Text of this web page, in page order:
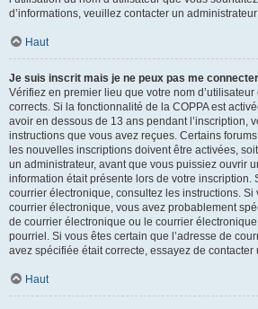
d’informations, veuillez contacter un
Haut
Je suis inscrit mais je ne peux pas me
Vérifiez en premier lieu que votre nom
corrects. Si la fonctionnalité de la COPPA est
avoir en dessous de 13 ans pendant l’inscription,
instructions que vous avez reçues. Certains
les nouvelles inscriptions doivent être activées,
un administrateur, avant que vous puissiez ouvrir
information était présente lors de votre inscription.
courrier électronique, consultez les instructions. Si
courrier électronique, vous avez probablement
de courrier électronique ou le courrier
pourriel. Si vous êtes certain que l’adresse de
avez spécifiée était correcte, essayez de
Haut